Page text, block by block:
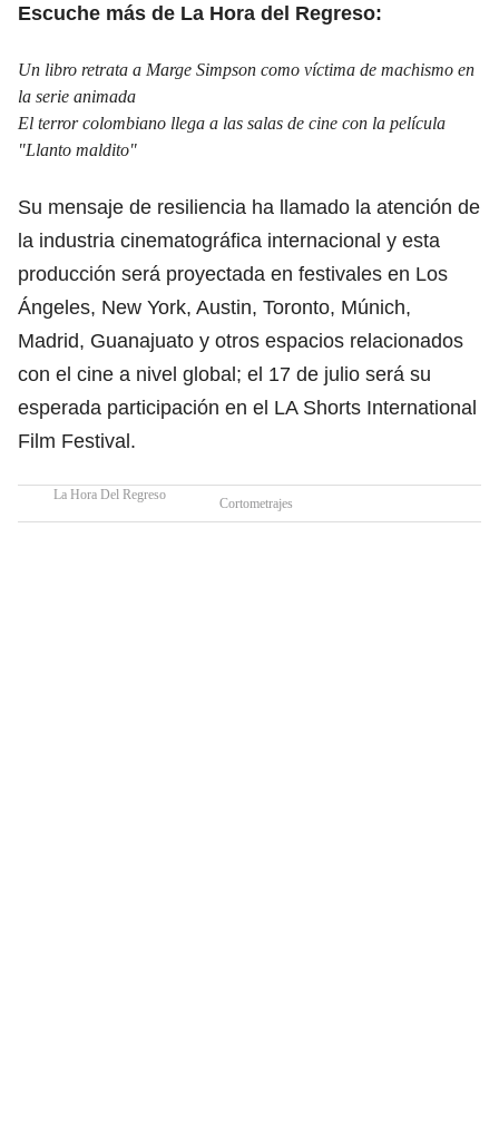
Escuche más de La Hora del Regreso:
Un libro retrata a Marge Simpson como víctima de machismo en
la serie animada
El terror colombiano llega a las salas de cine con la película
"Llanto maldito"
Su mensaje de resiliencia ha llamado la atención de
la industria cinematográfica internacional y esta
producción será proyectada en festivales en Los
Ángeles, New York, Austin, Toronto, Múnich,
Madrid, Guanajuato y otros espacios relacionados
con el cine a nivel global; el 17 de julio será su
esperada participación en el LA Shorts International
Film Festival.
La Hora Del Regreso
Cortometrajes